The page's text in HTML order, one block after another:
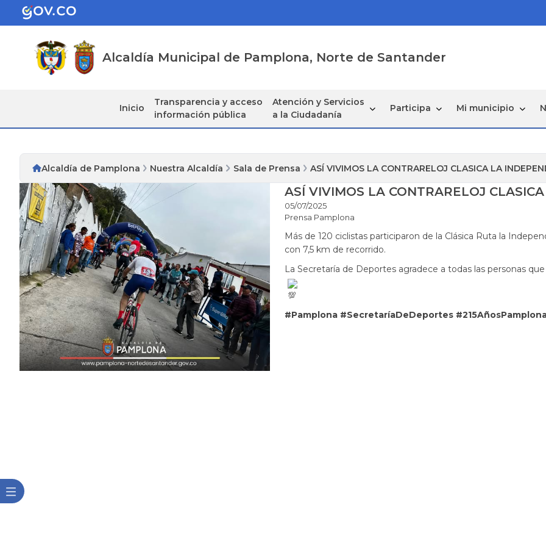
Alcaldía Municipal de Pamplona, Norte de Santander
Inicio
Transparencia y acceso
información pública
Atención y Servicios
a la Ciudadanía
Participa Mi municipio
Alcaldía de Pamplona Nuestra Alcaldía Sala de Prensa ASÍ VIVIMOS LA CONTRARELOJ CLASICA LA
ASÍ VIVIMOS LA CONTRARELOJ
05/07/2025
Prensa Pamplona
Más de 120 ciclistas participaron de la Clásica Ruta la
con 7,5 km de recorrido.
La Secretaría de Deportes agradece a todas las personas
#Pamplona #SecretaríaDeDeportes